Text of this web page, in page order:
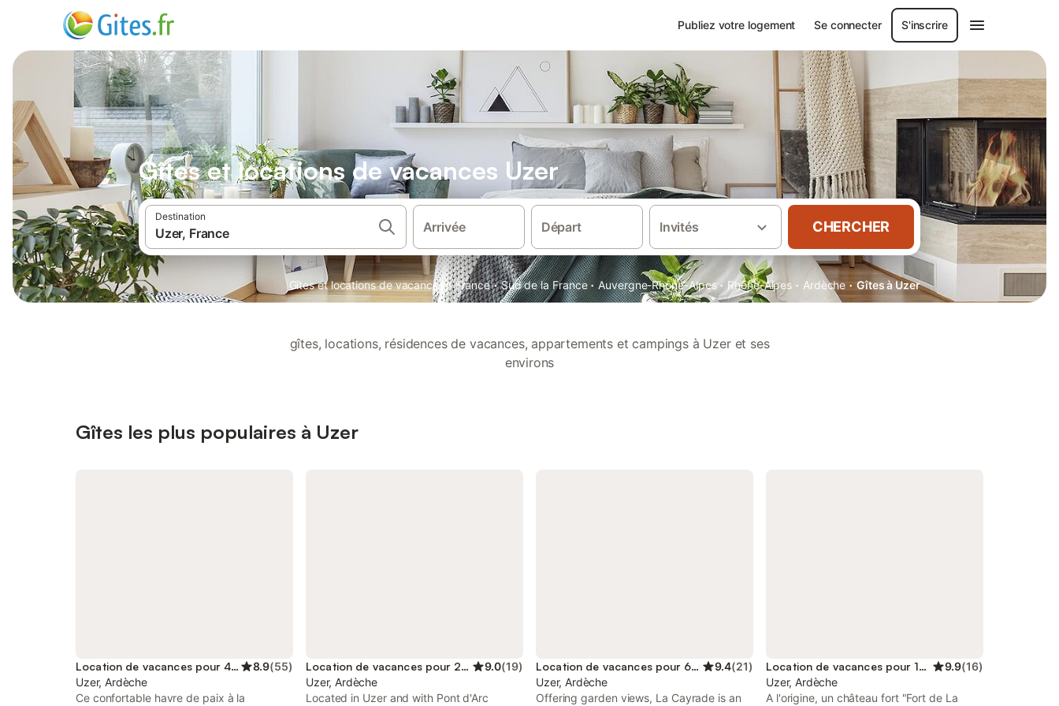
Publiez votre logement Se connecter S'inscrire
Gîtes et locations de vacances Uzer
Destination
Arrivée Départ Invités CHERCHER
Gîtes et locations de vacances · France · Sud de la France · Auvergne-Rhône-Alpes · Rhône-Alpes · Ardèche · Gîtes à Uzer
gîtes, locations, résidences de vacances, appartements et campings à Uzer et ses
environs
Gîtes les plus populaires à Uzer
Location de vacances pour 4 personnes 8.9(55)
Uzer, Ardèche
Ce confortable havre de paix à la
Location de vacances pour 2 personnes 9.0(19)
Uzer, Ardèche
Located in Uzer and with Pont d'Arc
Location de vacances pour 6 personnes 9.4(21)
Uzer, Ardèche
Offering garden views, La Cayrade is an
Location de vacances pour 10 personnes 9.9(16)
Uzer, Ardèche
A l'origine, un château fort "Fort de La